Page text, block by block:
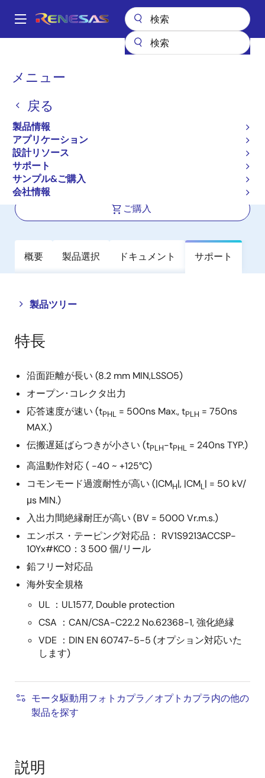
ン
Main
メニュー
戻る
製品情報
アプリケーション
設計リソース
サポート
サンプル&ご購入
会社情報
パ
く
ず
フォトカプラ（オプトカプラ）
RV1S9213A
アクティブ
IPM Drive Photocouplers
(Optocouplers)
ご購入
概要 製品選択 ドキュメント サポート
製品ツリー
Close
tree
menu
Open
tree
menu
特長
沿面距離が長い (8.2 mm MIN,LSSO5)
オープン･コレクタ出力
応答速度が速い (tPHL = 500ns Max., tPLH = 750ns
MAX.)
伝搬遅延ばらつきが小さい (tPLH-tPHL = 240ns TYP.)
高温動作対応 ( -40 ~ +125°C)
コモンモード過渡耐性が高い (|CMH|, |CML| = 50 kV/
μs MIN.)
入出力間絶縁耐圧が高い (BV = 5000 Vr.m.s.)
エンボス・テーピング対応品： RV1S9213ACCSP-
10Yx#KC0：3 500 個/リール
鉛フリー対応品
海外安全規格
UL ：UL1577, Double protection
CSA ：CAN/CSA-C22.2 No.62368-1, 強化絶縁
VDE ：DIN EN 60747-5-5 (オプション対応いた
します)
モータ駆動用フォトカプラ／オプトカプラ内の他の
製品を探す
説明